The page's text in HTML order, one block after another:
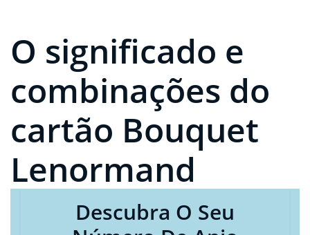
O significado e
combinações do
cartão Bouquet
Lenormand
Descubra O Seu